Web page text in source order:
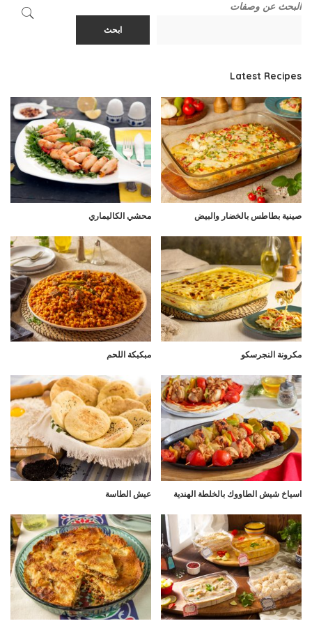
البحث عن وصفات
ابحث
Latest Recipes
صينية بطاطس بالخضار والبيض محشي الكاليماري
مكرونة النجرسكو مبكبكة اللحم
اسياخ شيش الطاووك بالخلطة الهندية عيش الطاسة